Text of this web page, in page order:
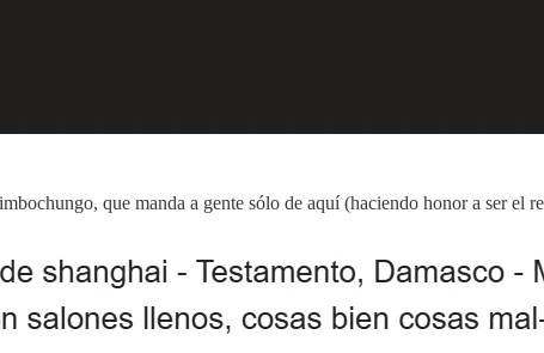
que manda a gente sólo de aquí (haciendo honor a ser el